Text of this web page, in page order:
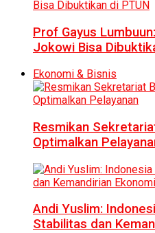
Prof Gayus
Jokowi Bisa
Ekonomi & Bisnis
Resmikan
Optimalkan
Andi Yuslim:
Stabilitas dan